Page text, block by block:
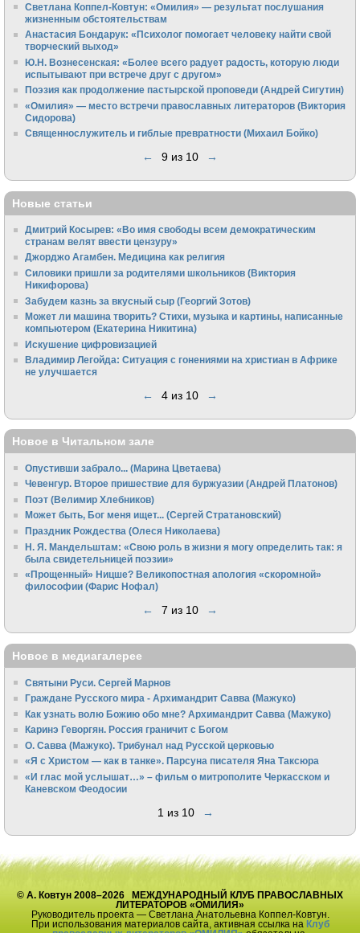
Светлана Коппел-Ковтун: «Омилия» — результат послушания
жизненным обстоятельствам
Анастасия Бондарук: «Психолог помогает человеку найти свой
творческий выход»
Ю.Н. Вознесенская: «Более всего радует радость, которую люди
испытывают при встрече друг с другом»
Поэзия как продолжение пастырской проповеди (Андрей Сигутин)
«Омилия» — место встречи православных литераторов (Виктория
Сидорова)
Священнослужитель и гиблые превратности (Михаил Бойко)
← 9 из 10 →
Новые статьи
Дмитрий Косырев: «Во имя свободы всем демократическим
странам велят ввести цензуру»
Джорджо Агамбен. Медицина как религия
Силовики пришли за родителями школьников (Виктория
Никифорова)
Забудем казнь за вкусный сыр (Георгий Зотов)
Может ли машина творить? Стихи, музыка и картины, написанные
компьютером (Екатерина Никитина)
Искушение цифровизацией
Владимир Легойда: Ситуация с гонениями на христиан в Африке
не улучшается
← 4 из 10 →
Новое в Читальном зале
Опустивши забрало... (Марина Цветаева)
Чевенгур. Второе пришествие для буржуазии (Андрей Платонов)
Поэт (Велимир Хлебников)
Может быть, Бог меня ищет... (Сергей Стратановский)
Праздник Рождества (Олеся Николаева)
Н. Я. Мандельштам: «Свою pоль в жизни я могу опpеделить так: я
была свидетельницей поэзии»
«Прощенный» Ницше? Великопостная апология «скоромной»
философии (Фарис Нофал)
← 7 из 10 →
Новое в медиагалерее
Святыни Руси. Сергей Марнов
Граждане Русского мира - Архимандрит Савва (Мажуко)
Как узнать волю Божию обо мне? Архимандрит Савва (Мажуко)
Каринэ Геворгян. Россия граничит с Богом
О. Савва (Мажуко). Трибунал над Русской церковью
«Я с Христом — как в танке». Парсуна писателя Яна Таксюра
«И глас мой услышат…» – фильм о митрополите Черкасском и
Каневском Феодосии
1 из 10 →
© А. Ковтун 2008–2026 МЕЖДУНАРОДНЫЙ КЛУБ ПРАВОСЛАВНЫХ
ЛИТЕРАТОРОВ «ОМИЛИЯ»
Руководитель проекта — Светлана Анатольевна Коппел-Ковтун.
При использования материалов сайта, активная ссылка на Клуб